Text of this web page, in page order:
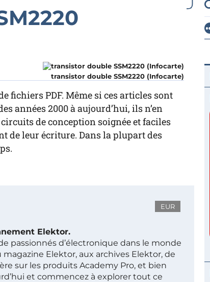
transistor double SSM2220 (Infocarte)
fichiers PDF. Même si ces articles sont
années 2000 à aujourd’hui, ils n’en
de conception soignée et faciles
de leur écriture. Dans la plupart des
EUR
Elektor.
passionnés d’électronique dans le monde
Elektor, aux archives Elektor, de
sur les produits Academy Pro, et bien
et commencez à explorer tout ce